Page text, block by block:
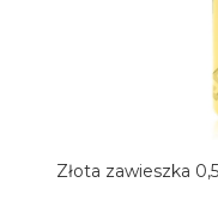
Złota zawieszka